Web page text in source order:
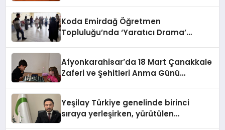
Koda Emirdağ Öğretmen
Topluluğu’nda ‘Yaratıcı Drama’
Afyonkarahisar’da 18 Mart Çanakkale
Zaferi ve Şehitleri Anma Günü
Yeşilay Türkiye genelinde birinci
sıraya yerleşirken, yürütülen